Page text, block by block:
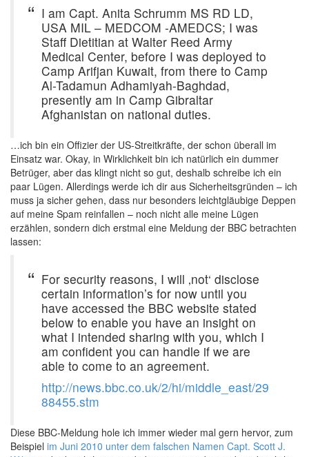
I am Capt. Anita Schrumm MS RD LD,
USA MIL – MEDCOM -AMEDCS; I was
Staff Dietitian at Walter Reed Army
Medical Center, before I was deployed to
Camp Arifjan Kuwait, from there to Camp
Al-Tadamun Adhamiyah-Baghdad,
presently am in Camp Gibraltar
Afghanistan on national duties.
…ich bin ein Offizier der US-Streitkräfte, der schon überall im
Einsatz war. Okay, in Wirklichkeit bin ich natürlich ein dummer
Betrüger, aber das klingt nicht so gut, deshalb schreibe ich ein
paar Lügen. Allerdings werde ich dir aus Sicherheitsgründen – ich
muss ja sicher gehen, dass nur besonders leichtgläubige Deppen
auf meine Spam reinfallen – noch nicht alle meine Lügen
erzählen, sondern dich erstmal eine Meldung der BBC betrachten
lassen:
For security reasons, I will ‚not‘ disclose
certain information’s for now until you
have accessed the BBC website stated
below to enable you have an insight on
what I intended sharing with you, which I
am confident you can handle if we are
able to come to an agreement.
http://news.bbc.co.uk/2/hi/middle_east/29
88455.stm
Diese BBC-Meldung hole ich immer wieder mal gern hervor, zum
Beispiel im Juni 2010 unter dem falschen Namen Capt. Scott J.